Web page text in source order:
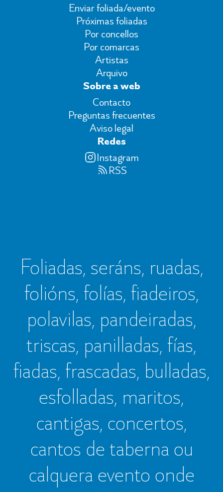
Enviar foliada/evento
Próximas foliadas
Por concellos
Por comarcas
Artistas
Arquivo
Sobre a web
Contacto
Preguntas frecuentes
Aviso legal
Redes
Instagram
RSS
Foliadas, seráns, ruadas,
folións, folías, fiadeiros,
polavilas, pandeiradas,
triscas, panilladas, fías,
fiadas, frascadas, bulladas,
esfolladas, maritos,
cantigas, concertos,
cantos de taberna ou
calquera evento onde